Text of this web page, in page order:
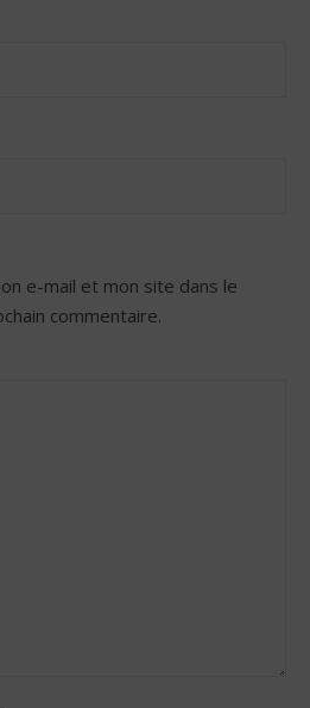
e-mail et mon site dans le
commentaire.